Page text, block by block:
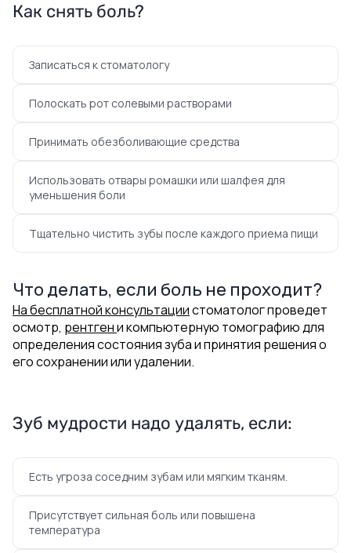
Как снять боль?
Записаться к стоматологу
Полоскать рот солевыми растворами
Принимать обезболивающие средства
Использовать отвары ромашки или шалфея для
уменьшения боли
Тщательно чистить зубы после каждого приема пищи
Что делать, если боль не проходит?
На бесплатной консультациистоматолог проведет
осмотр, рентгени компьютерную томографию для
определения состояния зуба и принятия решения о
его сохранении или удалении.
Зуб мудрости надо удалять, если:
Есть угроза соседним зубам или мягким тканям.
Присутствует сильная боль или повышена
температура